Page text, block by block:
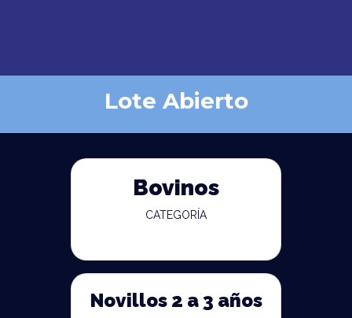
Lote Abierto
Bovinos
CATEGORÍA
Novillos 2 a 3 años